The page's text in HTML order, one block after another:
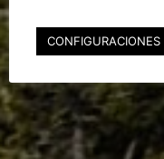
CONFIGURACIONES